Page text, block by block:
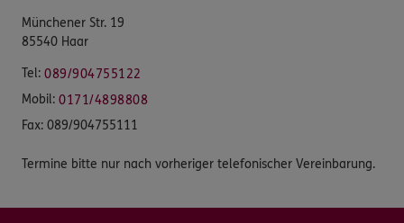
Münchener Str. 19
85540 Haar
Tel: 089/904755122
Mobil: 0171/4898808
Fax: 089/904755111
Termine bitte nur nach vorheriger telefonischer Vereinbarung.